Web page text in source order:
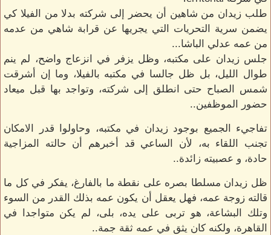
طلب زيدان من شاهين أن يحضر إلى شركته بدلا من الفيلا كي
يضمن سرية التحريات التي يجريها عن قرابة شاهي من عدمه
من عمه عدلي الباشا...
جلس زيدان على مكتبه، وظل يزفر في انزعاج واضح، لم ينم
طوال الليل، بل ظل جالسا في مكتبه بالفيلا، وما إن أشرقت
شمس الصباح حتى انطلق إلى شركته، وتواجد بها قبل ميعاد
حضور الموظفين..
تفاجيء الجميع بوجود زيدان في مكتبه، وحاولوا قدر الامكان
تجنب اللقاء به، لأن الساعي قد أخبرهم أن حالته المزاجية
حادة، و عصبيته زائدة..
ظل زيدان مسلطا بصره على نقطة ما بالفارغ، يفكر في كل ما
قالته زوجة عمه، فهل يعقل أن يكون عمه بذلك القدر من السوء
وتلك البشاعة، هو تربى على يده، بلى، لم يكن متواجدا في
القاهرة، ولكنه كان يثق في عمه ثقة جمة..